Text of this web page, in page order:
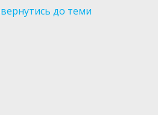
до теми